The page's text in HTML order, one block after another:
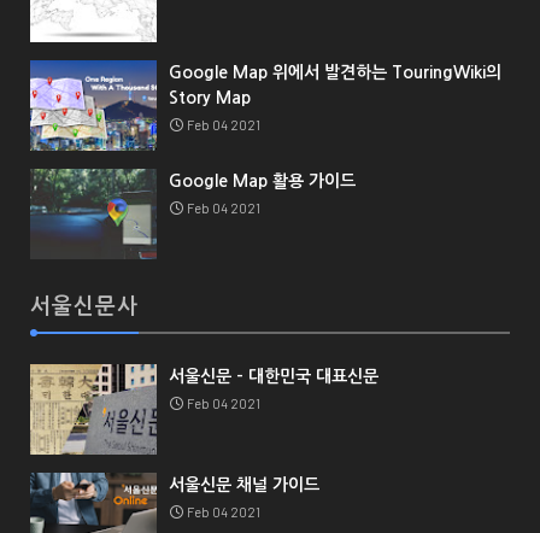
Google Map 위에서 발견하는 TouringWiki의
Story Map
Feb 04 2021
Google Map 활용 가이드
Feb 04 2021
서울신문사
서울신문 - 대한민국 대표신문
Feb 04 2021
서울신문 채널 가이드
Feb 04 2021